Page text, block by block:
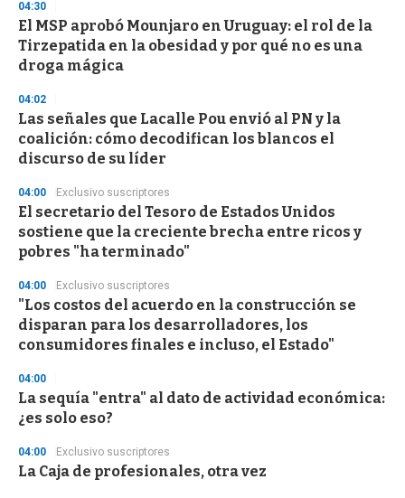
d
s
o
f
3
s
e
c
o
n
04:30
El MSP aprobó Mounjaro en Uruguay: el rol de la
Tirzepatida en la obesidad y por qué no es una
droga mágica
04:02
Las señales que Lacalle Pou envió al PN y la
coalición: cómo decodifican los blancos el
discurso de su líder
04:00 Exclusivo suscriptores
El secretario del Tesoro de Estados Unidos
sostiene que la creciente brecha entre ricos y
pobres "ha terminado"
04:00 Exclusivo suscriptores
"Los costos del acuerdo en la construcción se
disparan para los desarrolladores, los
consumidores finales e incluso, el Estado"
04:00
La sequía "entra" al dato de actividad económica:
¿es solo eso?
04:00 Exclusivo suscriptores
La Caja de profesionales, otra vez